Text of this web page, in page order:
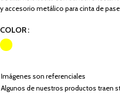
y accesorio metálico para cinta de
COLOR
Imágenes son referenciales
Algunos de nuestros productos traen